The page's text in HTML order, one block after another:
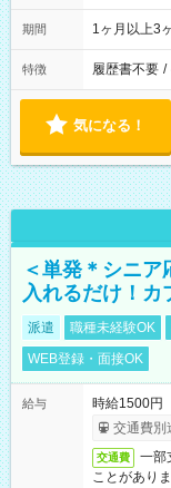
期間 1ヶ月以上3
特徴 履歴書不要 /
気になる！
＜単発＊シニ
入れるだけ！カ
派遣 職種未経験OK
WEB登録・面接OK
給与
時給1500円
交通費別
交通費
一部
ことがあり